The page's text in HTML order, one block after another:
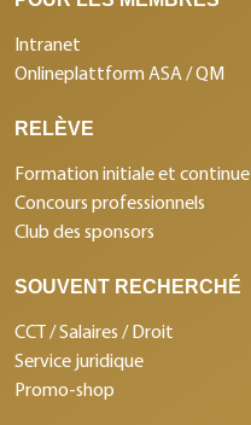
Intranet
Onlineplattform ASA / QM
RELÈVE
Formation initiale et continue
Concours professionnels
Club des sponsors
SOUVENT RECHERCHÉ
CCT / Salaires / Droit
Service juridique
Promo-shop